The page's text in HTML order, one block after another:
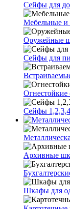
Сейфы для
Мебельные
Оружейные
Сейфы для
Сейфы
Архивные
Шкафы для